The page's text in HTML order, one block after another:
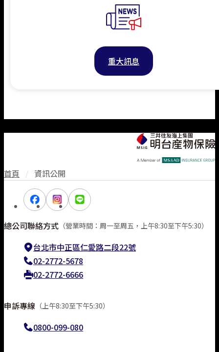
重大訊息
首頁 / 資訊公開
總公司聯絡方式 （營業時間：周一至周五，上午8:30至下午5:30）
台北市中正區仁愛路二段22號
02-2772-5678
02-2772-6666
申訴專線 （上午8:30至下午5:30）
0800-099-080